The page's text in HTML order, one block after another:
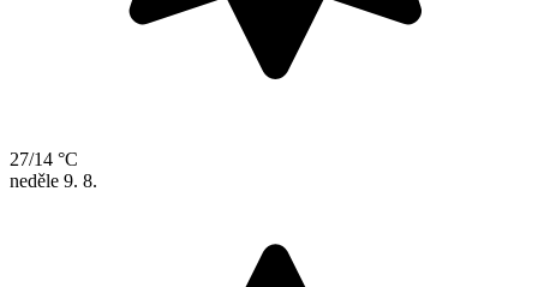
27/14 °C
neděle 9. 8.